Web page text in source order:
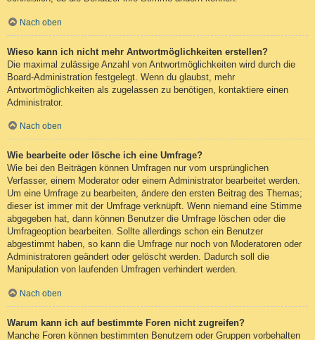
Nach oben
Wieso kann ich nicht mehr Antwortmöglichkeiten erstellen?
Die maximal zulässige Anzahl von Antwortmöglichkeiten wird durch die
Board-Administration festgelegt. Wenn du glaubst, mehr
Antwortmöglichkeiten als zugelassen zu benötigen, kontaktiere einen
Administrator.
Nach oben
Wie bearbeite oder lösche ich eine Umfrage?
Wie bei den Beiträgen können Umfragen nur vom ursprünglichen
Verfasser, einem Moderator oder einem Administrator bearbeitet werden.
Um eine Umfrage zu bearbeiten, ändere den ersten Beitrag des Themas;
dieser ist immer mit der Umfrage verknüpft. Wenn niemand eine Stimme
abgegeben hat, dann können Benutzer die Umfrage löschen oder die
Umfrageoption bearbeiten. Sollte allerdings schon ein Benutzer
abgestimmt haben, so kann die Umfrage nur noch von Moderatoren oder
Administratoren geändert oder gelöscht werden. Dadurch soll die
Manipulation von laufenden Umfragen verhindert werden.
Nach oben
Warum kann ich auf bestimmte Foren nicht zugreifen?
Manche Foren können bestimmten Benutzern oder Gruppen vorbehalten